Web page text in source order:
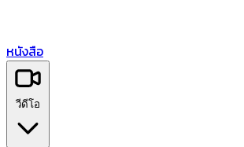
หนังสือ
วีดีโอ